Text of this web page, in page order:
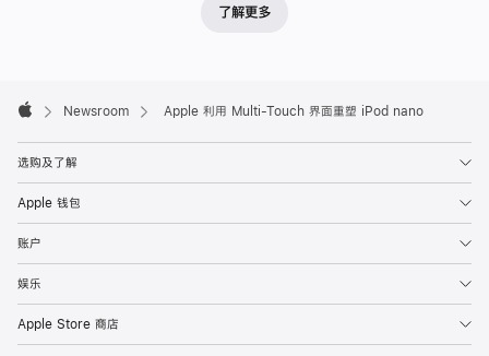
了解更多
Footer

Newsroom Apple 利用 Multi-Touch 界面重塑 iPod nano
选购及了解
Apple 钱包
账户
娱乐
Apple Store 商店